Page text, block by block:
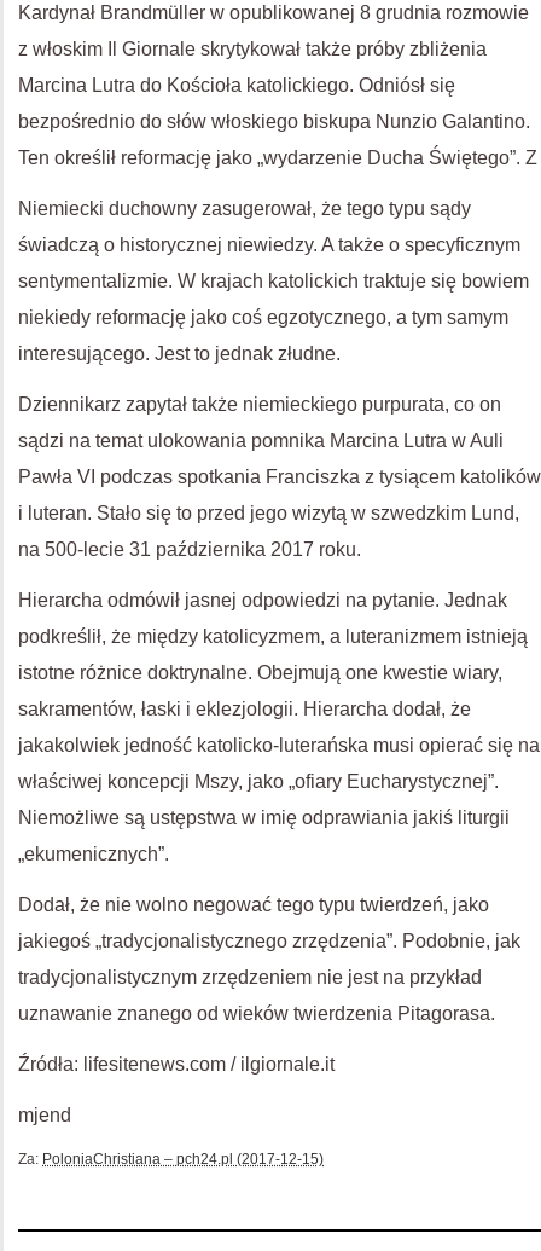
Kardynał Brandmüller w opublikowanej 8 grudnia rozmowie
z włoskim Il Giornale skrytykował także próby zbliżenia
Marcina Lutra do Kościoła katolickiego. Odniósł się
bezpośrednio do słów włoskiego biskupa Nunzio Galantino.
Ten określił reformację jako „wydarzenie Ducha Świętego”. Z
Niemiecki duchowny zasugerował, że tego typu sądy
świadczą o historycznej niewiedzy. A także o specyficznym
sentymentalizmie. W krajach katolickich traktuje się bowiem
niekiedy reformację jako coś egzotycznego, a tym samym
interesującego. Jest to jednak złudne.
Dziennikarz zapytał także niemieckiego purpurata, co on
sądzi na temat ulokowania pomnika Marcina Lutra w Auli
Pawła VI podczas spotkania Franciszka z tysiącem katolików
i luteran. Stało się to przed jego wizytą w szwedzkim Lund,
na 500-lecie 31 października 2017 roku.
Hierarcha odmówił jasnej odpowiedzi na pytanie. Jednak
podkreślił, że między katolicyzmem, a luteranizmem istnieją
istotne różnice doktrynalne. Obejmują one kwestie wiary,
sakramentów, łaski i eklezjologii. Hierarcha dodał, że
jakakolwiek jedność katolicko-luterańska musi opierać się na
właściwej koncepcji Mszy, jako „ofiary Eucharystycznej”.
Niemożliwe są ustępstwa w imię odprawiania jakiś liturgii
„ekumenicznych”.
Dodał, że nie wolno negować tego typu twierdzeń, jako
jakiegoś „tradycjonalistycznego zrzędzenia”. Podobnie, jak
tradycjonalistycznym zrzędzeniem nie jest na przykład
uznawanie znanego od wieków twierdzenia Pitagorasa.
Źródła: lifesitenews.com / ilgiornale.it
mjend
Za: PoloniaChristiana – pch24.pl (2017-12-15)